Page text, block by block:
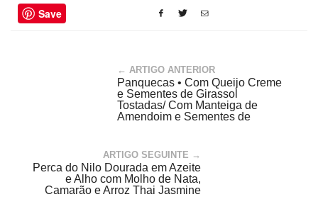
Save
← ARTIGO ANTERIOR
Panquecas • Com Queijo Creme
e Sementes de Girassol
Tostadas/ Com Manteiga de
Amendoim e Sementes de
ARTIGO SEGUINTE →
Perca do Nilo Dourada em Azeite
e Alho com Molho de Nata,
Camarão e Arroz Thai Jasmine